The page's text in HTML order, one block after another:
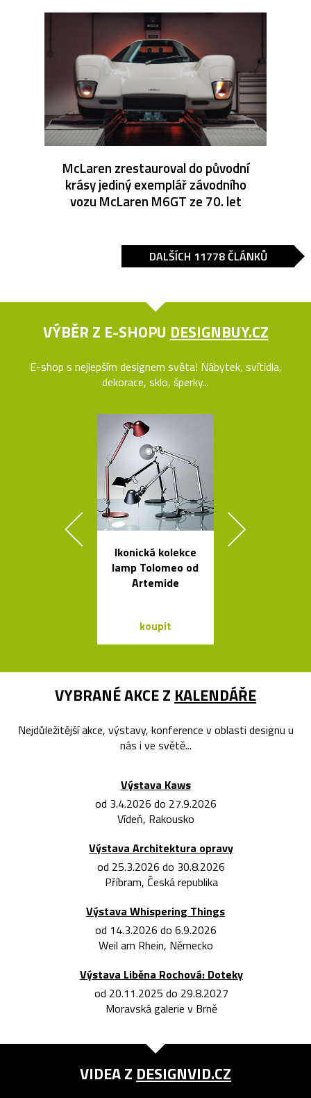
McLaren zrestauroval do původní
krásy jediný exemplář závodního
vozu McLaren M6GT ze 70. let
DALŠÍCH 11778 ČLÁNKŮ
VÝBĚR Z E-SHOPU DESIGNBUY.CZ
E-shop s nejlepším designem světa! Nábytek, svítidla,
dekorace, sklo, šperky...
Ikonická kolekce
lamp Tolomeo od
Artemide
koupit
VYBRANÉ AKCE Z KALENDÁŘE
Nejdůležitější akce, výstavy, konference v oblasti designu u
nás i ve světě...
Výstava Kaws
od 3.4.2026 do 27.9.2026
Vídeň, Rakousko
Výstava Architektura opravy
od 25.3.2026 do 30.8.2026
Příbram, Česká republika
Výstava Whispering Things
od 14.3.2026 do 6.9.2026
Weil am Rhein, Německo
Výstava Liběna Rochová: Doteky
od 20.11.2025 do 29.8.2027
Moravská galerie v Brně
VIDEA Z DESIGNVID.CZ